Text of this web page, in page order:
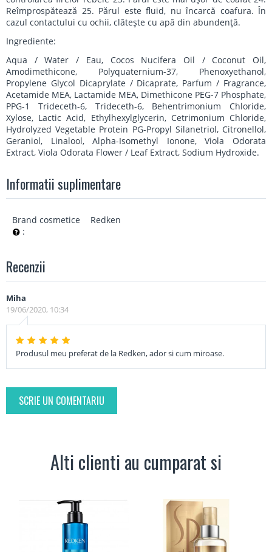
Reîmprospătează 25. Părul este fluid, nu încarcă coafura. În
cazul contactului cu ochii, clătește cu apă din abundență.
Ingrediente:
Aqua / Water / Eau, Cocos Nucifera Oil / Coconut Oil,
Amodimethicone, Polyquaternium-37, Phenoxyethanol,
Propylene Glycol Dicaprylate / Dicaprate, Parfum / Fragrance,
Acetamide MEA, Lactamide MEA, Dimethicone PEG-7 Phosphate,
PPG-1 Trideceth-6, Trideceth-6, Behentrimonium Chloride,
Xylose, Lactic Acid, Ethylhexylglycerin, Cetrimonium Chloride,
Hydrolyzed Vegetable Protein PG-Propyl Silanetriol, Citronellol,
Geraniol, Linalool, Alpha-Isomethyl Ionone, Viola Odorata
Extract, Viola Odorata Flower / Leaf Extract, Sodium Hydroxide.
Informatii suplimentare
Brand cosmetice
:
Redken
Recenzii
Miha
19/06/2020, 10:34
Produsul meu preferat de la Redken, ador si cum miroase.
SCRIE UN COMENTARIU
Alti clienti au cumparat si